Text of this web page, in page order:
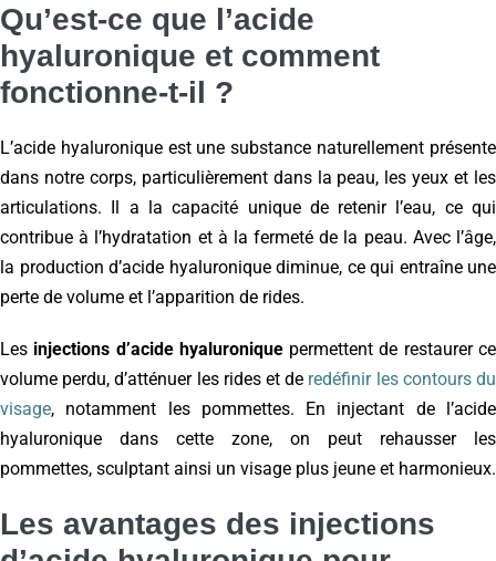
Qu’est-ce que l’acide
hyaluronique et comment
fonctionne-t-il ?
L’acide hyaluronique est une substance naturellement présente
dans notre corps, particulièrement dans la peau, les yeux et les
articulations. Il a la capacité unique de retenir l’eau, ce qui
contribue à l’hydratation et à la fermeté de la peau. Avec l’âge,
la production d’acide hyaluronique diminue, ce qui entraîne une
perte de volume et l’apparition de rides.
Les injections d’acide hyaluroniquepermettent de restaurer ce
volume perdu, d’atténuer les rides et de redéfinir les contours du
visage, notamment les pommettes. En injectant de l’acide
hyaluronique dans cette zone, on peut rehausser les
pommettes, sculptant ainsi un visage plus jeune et harmonieux.
Les avantages des injections